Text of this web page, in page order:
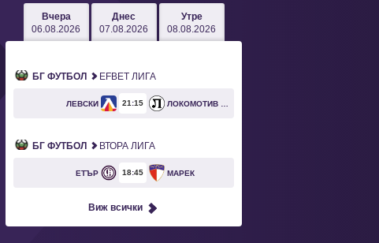
Вчера
06.08.2026
Днес
07.08.2026
Утре
08.08.2026
БГ ФУТБОЛ EFBET ЛИГА
ЛЕВСКИ 21 15
БГ ФУТБОЛ ВТОРА ЛИГА
ЕТЪР 18 45 МАРЕК
Виж всички